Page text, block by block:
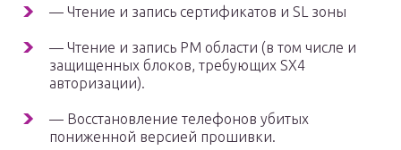
— Чтение и запись сертификатов и SL зоны
— Чтение и запись PM области (в том числе и
защищенных блоков, требующих SX4
авторизации).
— Восстановление телефонов убитых
пониженной версией прошивки.